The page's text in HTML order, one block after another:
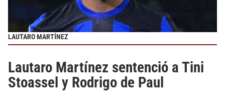
LAUTARO MARTÍNEZ
Lautaro Martínez sentenció a Tini
Stoassel y Rodrigo de Paul